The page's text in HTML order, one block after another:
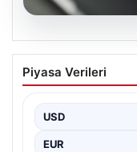
05.08.2026
OpenAI,
sınırların
Piyasa Verileri
USD
EUR